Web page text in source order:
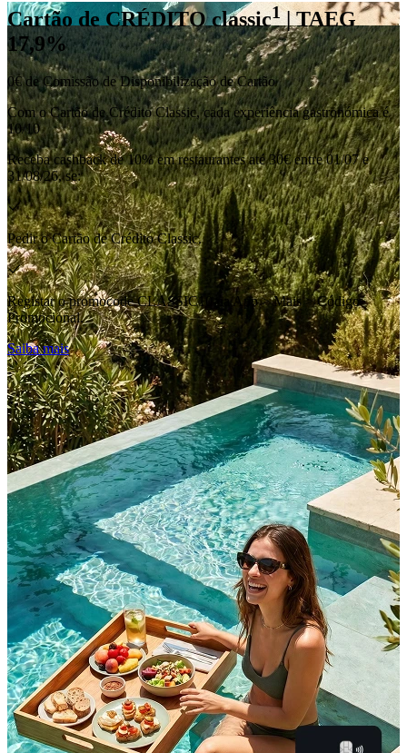
Cartão de CRÉDITO classic1| TAEG
17,9%
0€ de Comissão de Disponibilização de Cartão
Com o Cartão de Crédito Classic, cada experiência gastronómica é
10/10
Receba cashback de 10% em restaurantes até 30€ entre 01/07 e
31/08/26, se:
Pedir o Cartão de Crédito Classic.
Registar o promocode CLASSIC10 na App > Mais > Código
Promocional.
Saiba mais